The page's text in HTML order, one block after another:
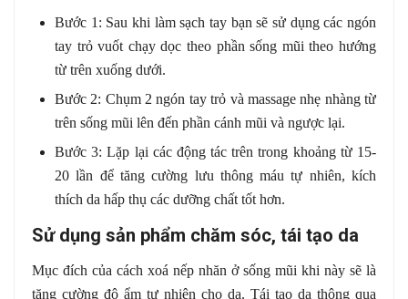
Bước 1: Sau khi làm sạch tay bạn sẽ sử dụng các ngón
tay trỏ vuốt chạy dọc theo phần sống mũi theo hướng
từ trên xuống dưới.
Bước 2: Chụm 2 ngón tay trỏ và massage nhẹ nhàng từ
trên sống mũi lên đến phần cánh mũi và ngược lại.
Bước 3: Lặp lại các động tác trên trong khoảng từ 15-
20 lần để tăng cường lưu thông máu tự nhiên, kích
thích da hấp thụ các dưỡng chất tốt hơn.
Sử dụng sản phẩm chăm sóc, tái tạo da
Mục đích của cách xoá nếp nhăn ở sống mũi khi này sẽ là
tăng cường độ ẩm tự nhiên cho da. Tái tạo da thông qua